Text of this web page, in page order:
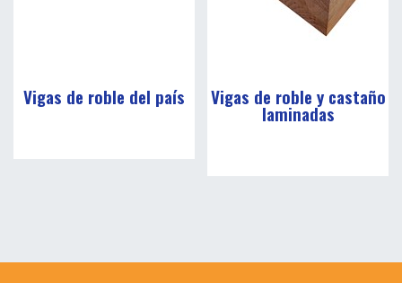
Vigas de roble del país Vigas de roble y castaño
laminadas